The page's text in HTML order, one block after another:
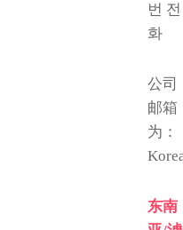
번 전
화
公司
邮箱
为：
东南